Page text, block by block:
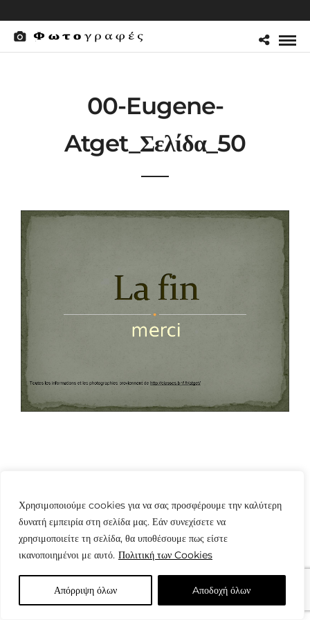
Χρησιμοποιούμε cookies για να σας προσφέρουμε την καλύτερη
δυνατή εμπειρία στη σελίδα μας. Εάν συνεχίσετε να
χρησιμοποιείτε τη σελίδα, θα υποθέσουμε πως είστε
ικανοποιημένοι με αυτό. Πολιτική των Cookies
Απόρριψη όλων Aποδοχή όλων
00-Eugene-
Atget_Σελίδα_50
© Copyright: www.fotografes.gr - Δαμιανός Μωραΐτης